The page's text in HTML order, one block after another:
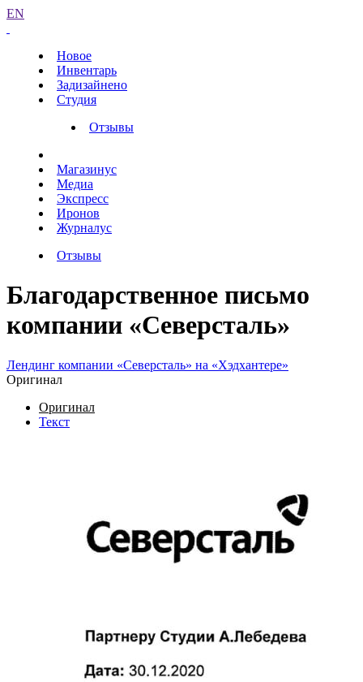
EN
Новое
Инвентарь
Задизайнено
Студия
Отзывы
Магазинус
Медиа
Экспресс
Иронов
Журналус
Отзывы
Благодарственное письмо
компании «Северсталь»
Лендинг компании «Северсталь» на «Хэдхантере»
Оригинал
Оригинал
Текст